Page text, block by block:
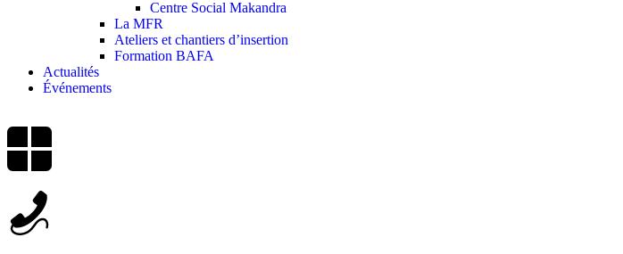
Centre Social Makandra
La MFR
Ateliers et chantiers d’insertion
Formation BAFA
Actualités
Événements